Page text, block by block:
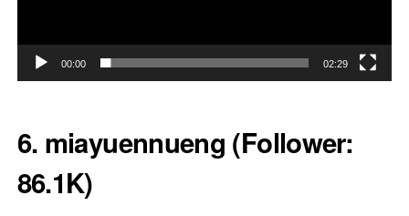
00:00 02:29
6. miayuennueng (Follower:
86.1K)